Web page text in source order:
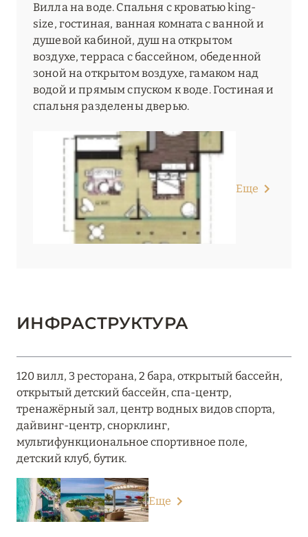
Вилла на воде. Спальня с кроватью king-
size, гостиная, ванная комната с ванной и
душевой кабиной, душ на открытом
воздухе, терраса с бассейном, обеденной
зоной на открытом воздухе, гамаком над
водой и прямым спуском к воде. Гостиная и
спальня разделены дверью.
Еще
ИНФРАСТРУКТУРА
120 вилл, 3 ресторана, 2 бара, открытый бассейн,
открытый детский бассейн, спа-центр,
тренажёрный зал, центр водных видов спорта,
дайвинг-центр, снорклинг,
мультифункциональное спортивное поле,
детский клуб, бутик.
Еще